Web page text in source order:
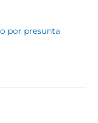
por presunta